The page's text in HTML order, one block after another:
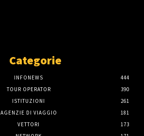
Categorie
INFONEWS
444
TOUR OPERATOR
390
ISTITUZIONI
261
AGENZIE DI VIAGGIO
181
VETTORI
173